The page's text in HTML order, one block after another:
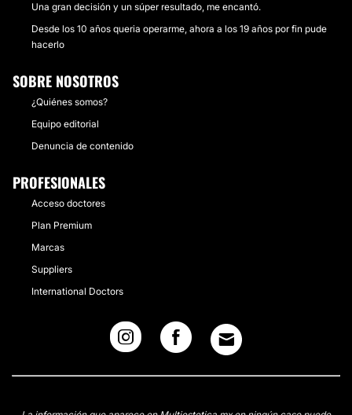
Una gran decisión y un súper resultado, me encantó.
Desde los 10 años queria operarme, ahora a los 19 años por fin pude
hacerlo
SOBRE NOSOTROS
¿Quiénes somos?
Equipo editorial
Denuncia de contenido
PROFESIONALES
Acceso doctores
Plan Premium
Marcas
Suppliers
International Doctors